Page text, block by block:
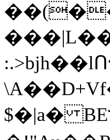
$�|a� BEו��w�{���;���q�X��d%�������W� hU�(�1�Ū}9�S�F<��i�L3�;�